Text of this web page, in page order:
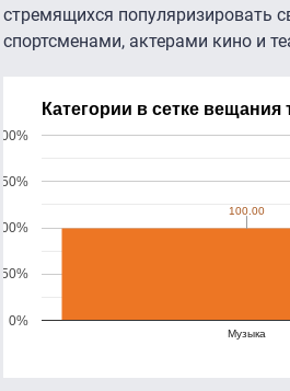
стремящихся популяризировать
спортсменами, актерами кино и
Категории в сетке вещания
Музыка
0%
50%
100%
150%
200%
100.00
100.00